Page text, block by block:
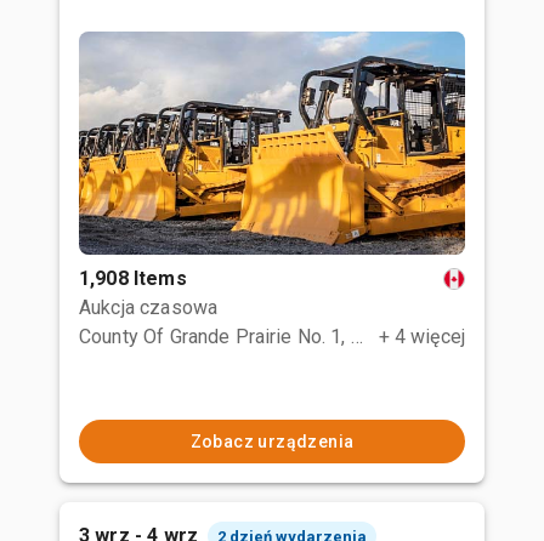
1,908 Items
Aukcja czasowa
County Of Grande Prairie No. 1, AB
+ 4 więcej
Zobacz urządzenia
3 wrz - 4 wrz 2 dzień wydarzenia